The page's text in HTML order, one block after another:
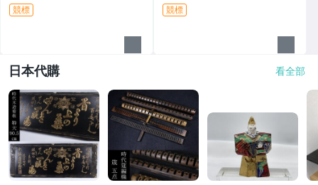
競標 競標
日本代購 看全部